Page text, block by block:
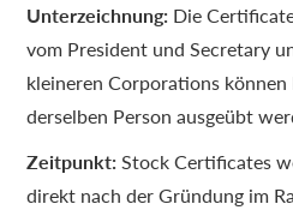
Unterzeichnung: Die
vom President und Secretary
kleineren Corporations
derselben Person ausgeübt
Zeitpunkt: Stock Certificates
direkt nach der Gründung im